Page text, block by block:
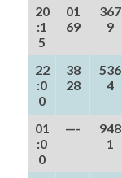
20
:1
5
01
69
367
9
22
:0
0
38
28
536
4
01
:0
0
—-
948
1